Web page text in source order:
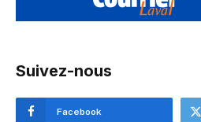
Suivez-nous
Facebook